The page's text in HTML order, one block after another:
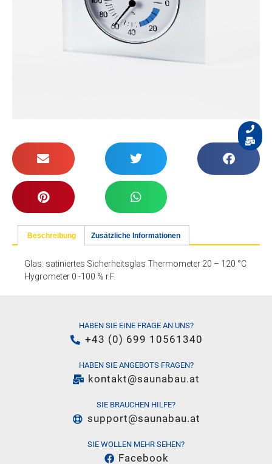
Beschreibung Zusätzliche Informationen
Glas: satiniertes Sicherheitsglas Thermometer 20 – 120 °C
Hygrometer 0 -100 % r.F.
HABEN SIE EINE FRAGE AN UNS?
+43 (0) 699 10561340
HABEN SIE ANGEBOTS FRAGEN?
kontakt@saunabau.at
SIE BRAUCHEN HILFE?
support@saunabau.at
SIE WOLLEN MEHR SEHEN?
Facebook